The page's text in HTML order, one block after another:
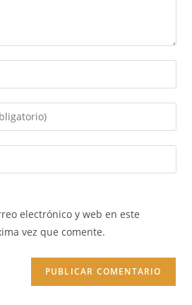
electrónico y web en este
vez que comente.